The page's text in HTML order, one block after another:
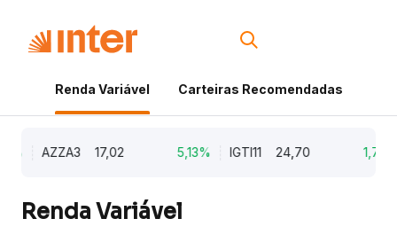
Renda Variável Carteiras Recomendadas
AZZA3 17,02 5,13% IGTI11 24,70 1,77%
Renda Variável